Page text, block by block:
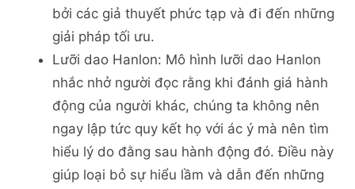
bởi các giả thuyết phức tạp và đi đến những
giải pháp tối ưu.
Lưỡi dao Hanlon: Mô hình lưỡi dao Hanlon
nhắc nhở người đọc rằng khi đánh giá hành
động của người khác, chúng ta không nên
ngay lập tức quy kết họ với ác ý mà nên tìm
hiểu lý do đằng sau hành động đó. Điều này
giúp loại bỏ sự hiểu lầm và dẫn đến những